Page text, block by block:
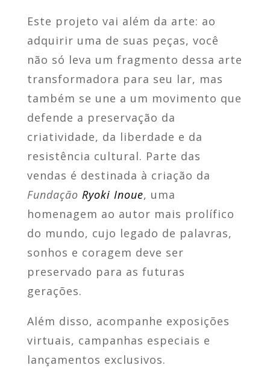
Este projeto vai além da arte: ao
adquirir uma de suas peças, você
não só leva um fragmento dessa arte
transformadora para seu lar, mas
também se une a um movimento que
defende a preservação da
criatividade, da liberdade e da
resistência cultural. Parte das
vendas é destinada à criação da
Fundação Ryoki Inoue, uma
homenagem ao autor mais prolífico
do mundo, cujo legado de palavras,
sonhos e coragem deve ser
preservado para as futuras
gerações.
Além disso, acompanhe exposições
virtuais, campanhas especiais e
lançamentos exclusivos.